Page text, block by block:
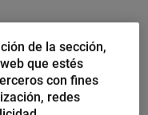
acceso a Internet y
debe hacerlo de
de negocio. Pero si
lo es que
de la sección,
que estés
con fines
redes